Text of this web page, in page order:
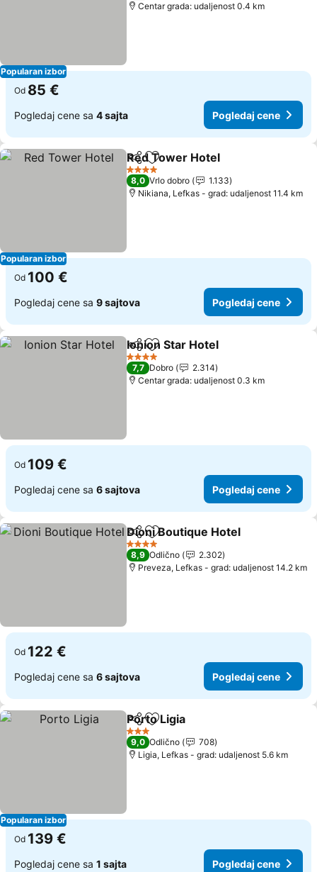
Popularan izbor
Centar grada: udaljenost 0.4 km
Od 85 €
Pogledaj cene sa 4 sajta Pogledaj cene
Popularan izbor
Deli Dodati u favorite
Red Tower Hotel
4 Zvezdice
8,0 Vrlo dobro
1.133
Nikiana, Lefkas - grad: udaljenost 11.4 km
Od 100 €
Pogledaj cene sa 9 sajtova Pogledaj cene
Deli Dodati u favorite
Ionion Star Hotel
4 Zvezdice
7,7 Dobro
2.314
Centar grada: udaljenost 0.3 km
Od 109 €
Pogledaj cene sa 6 sajtova Pogledaj cene
Deli Dodati u favorite
Dioni Boutique Hotel
4 Zvezdice
8,9 Odlično
2.302
Preveza, Lefkas - grad: udaljenost 14.2 km
Od 122 €
Pogledaj cene sa 6 sajtova Pogledaj cene
Popularan izbor
Deli Dodati u favorite
Porto Ligia
3 Zvezdice
9,0 Odlično
708
Ligia, Lefkas - grad: udaljenost 5.6 km
Od 139 €
Pogledaj cene sa 1 sajta Pogledaj cene